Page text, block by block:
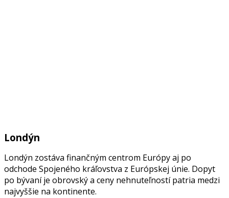
Londýn
Londýn zostáva finančným centrom Európy aj po
odchode Spojeného kráľovstva z Európskej únie. Dopyt
po bývaní je obrovský a ceny nehnuteľností patria medzi
najvyššie na kontinente.